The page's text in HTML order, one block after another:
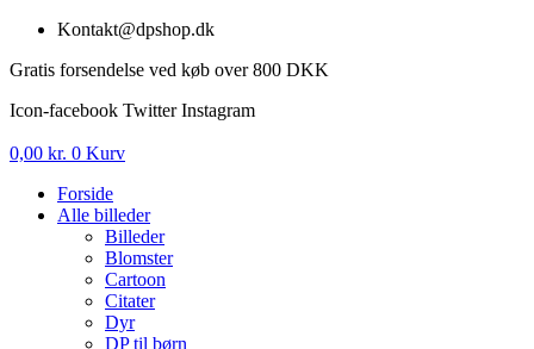
Videre
indhold
Kontakt@dpshop.dk
Gratis forsendelse ved køb over 800 DKK
Icon-facebook Twitter Instagram
0,00 kr. 0 Kurv
Forside
Alle billeder
Billeder
Blomster
Cartoon
Citater
Dyr
DP til børn